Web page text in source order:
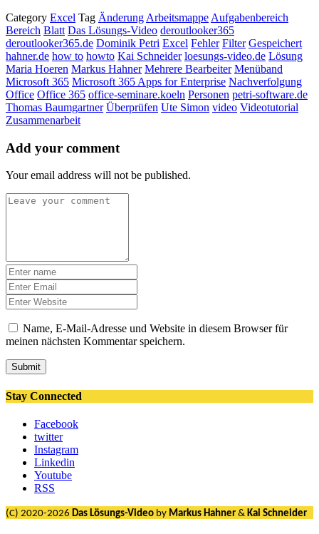
Category Excel Tag Änderung Arbeitsmappe Aufgabenbereich
Bereich Blatt Das Lösungs-Video deroutlooker365
deroutlooker365.de Dominik Petri Excel Fehler Filter Gespeichert
hahner.de how to howto Kai Schneider loesungs-video.de Lösung
Maria Hoeren Markus Hahner Mehrere Bearbeiter Menüband
Microsoft 365 Microsoft 365 Apps for Enterprise Nachverfolgung
Office Office 365 office-seminare.koeln Personen petri-software.de
Thomas Baumgartner Überprüfen Ute Simon video Videotutorial
Zusammenarbeit
Add your comment
Your email address will not be published.
Name, E-Mail-Adresse und Website in diesem Browser für
meinen nächsten Kommentar speichern.
Submit
Stay Connected
Facebook
twitter
Instagram
Linkedin
Youtube
RSS
(C) 2020-2026 Das Lösungs-Video by Markus Hahner & Kai Schneider